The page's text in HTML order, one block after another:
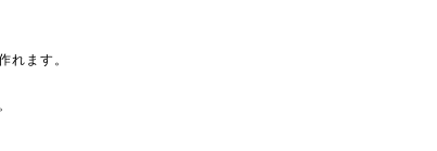
れます。